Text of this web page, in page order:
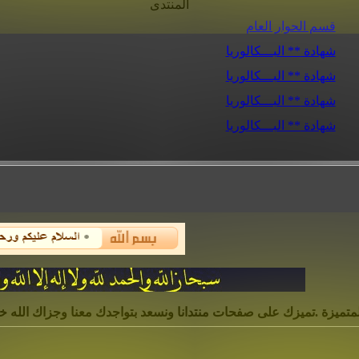
المنتدى
قسم الحوار العام
شهادة ** البـــكالوريا
شهادة ** البـــكالوريا
شهادة ** البـــكالوريا
شهادة ** البـــكالوريا
.تميزك على صفحات منتدانا ونسعد بتواجدك معنا وجزاك الله